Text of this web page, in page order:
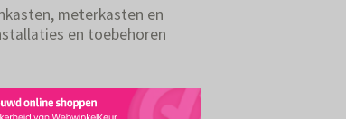
meterkasten en
en toebehoren